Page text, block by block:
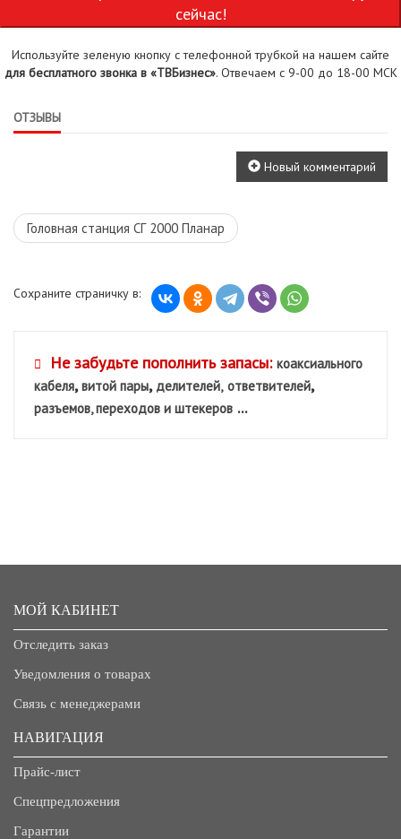
сейчас!
Используйте зеленую кнопку с телефонной трубкой на нашем сайте
для бесплатного звонка в «ТВБизнес». Отвечаем с 9-00 до 18-00 МСК
ОТЗЫВЫ
Новый комментарий
Головная станция СГ 2000 Планар
Сохраните страничку в:
Не забудьте пополнить запасы: коаксиального
кабеля,витой пары, делителей, ответвителей,
разъемов, переходов и штекеров ...
МОЙ КАБИНЕТ
Отследить заказ
Уведомления о товарах
Связь с менеджерами
НАВИГАЦИЯ
Прайс-лист
Спецпредложения
Гарантии